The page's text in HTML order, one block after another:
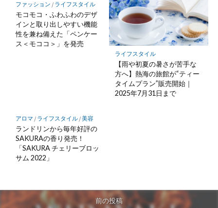
ファッション / ライフスタイル
モコモコ・ふわふわのデザ
インと取り出しやすい機能
性を兼ね備えた「ペンケー
ス＜モココ＞」を発売
ライフスタイル
【雨や初夏の暑さが苦手な
方へ】熱海の旅館が“ティー
タイムプラン”販売開始｜
2025年7月31日まで
アロマ / ライフスタイル/美容
ランドリンから毎年好評の
SAKURAの香り発売！
「SAKURA チェリーブロッ
サム 2022」
前の投稿